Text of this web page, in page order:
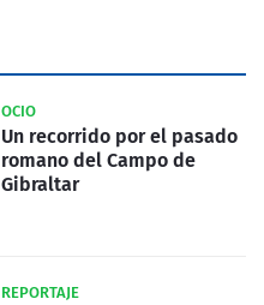
OCIO
Un recorrido por el pasado
romano del Campo de
Gibraltar
REPORTAJE